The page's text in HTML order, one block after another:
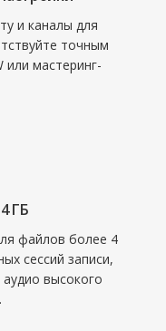
и каналы для
точным
мастеринг-
ГБ
файлов более 4
сессий записи,
высокого